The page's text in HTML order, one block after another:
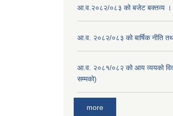
आ.व.२०८२/०८३ को बजेट बक्तव्य ।
आ.व. २०८२/०८३ को बार्षिक नीति
आ.व. २०८१/०८२ को आय व्ययको
सम्मको)
more